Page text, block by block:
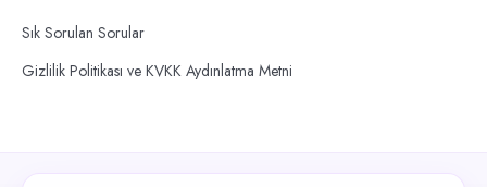
Sık Sorulan Sorular
Gizlilik Politikası ve KVKK Aydınlatma Metni